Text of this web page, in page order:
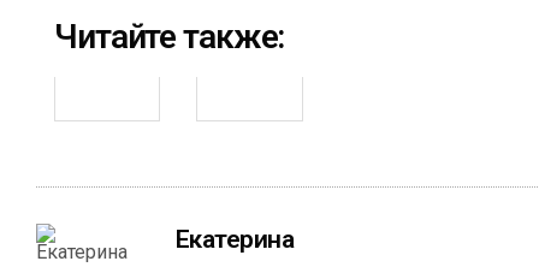
Читайте также:
Екатерина